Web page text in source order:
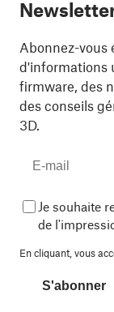
Abonnez-vous
d'informations
firmware, des
des conseils
3D.
Je souhaite
de
En cliquant, vous
S'abonner